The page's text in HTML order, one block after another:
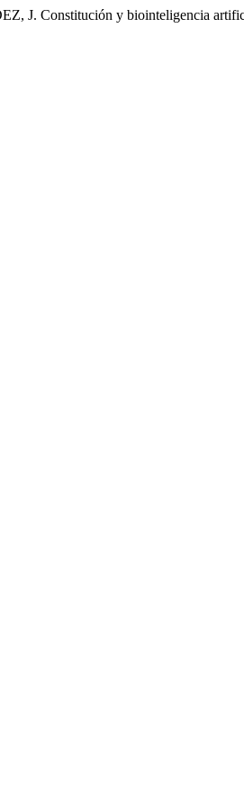
J. Constitución y biointeligencia